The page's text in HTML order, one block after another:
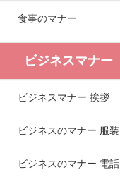
食事のマナー
ビジネスマナー
ビジネスマナー 挨拶
ビジネスのマナー 服装
ビジネスのマナー 電話